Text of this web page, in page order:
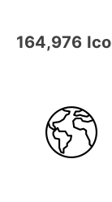
164,976